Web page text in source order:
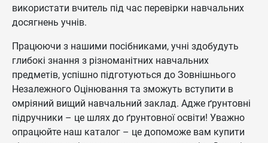
використати вчитель під час перевірки навчальних
досягнень учнів.
Працюючи з нашими посібниками, учні здобудуть
глибокі знання з різноманітних навчальних
предметів, успішно підготуються до Зовнішнього
Незалежного Оцінювання та зможуть вступити в
омріяний вищий навчальний заклад. Адже ґрунтовні
підручники – це шлях до ґрунтовної освіти! Уважно
опрацюйте наш каталог – це допоможе вам купити